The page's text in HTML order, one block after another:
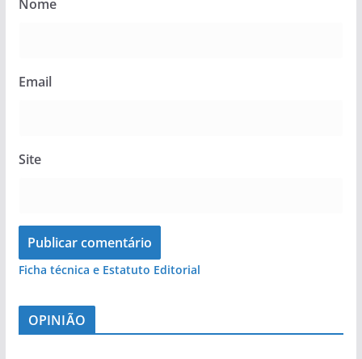
Nome
Email
Site
Ficha técnica e Estatuto Editorial
OPINIÃO